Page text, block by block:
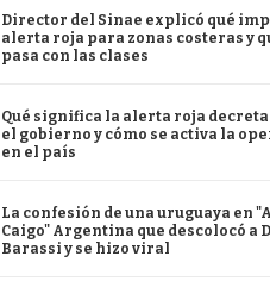
Director del Sinae explicó qué
alerta roja para zonas costeras y
pasa con las clases
Qué significa la alerta roja
el gobierno y cómo se activa la
en el país
La confesión de una uruguaya en
Caigo" Argentina que descolocó a
Barassi y se hizo viral